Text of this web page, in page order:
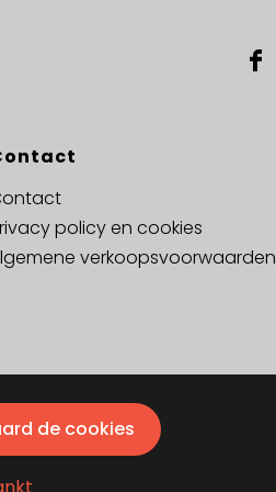
policy en cookies
verkoopsvoorwaarden
de cookies